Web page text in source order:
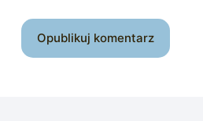
Opublikuj komentarz